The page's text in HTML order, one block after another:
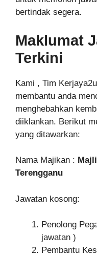
bertindak segera.
Maklumat
Terkini
Kami , Tim
membantu anda
menghebahkan
diiklankan. Berikut
yang ditawarkan:
Nama Majikan :
Terengganu
Jawatan kosong:
Penolong
jawatan )
Pembantu